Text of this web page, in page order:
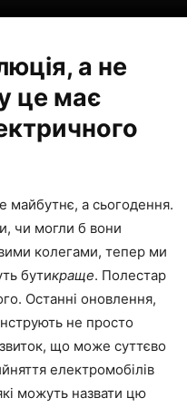
а не
це має
майбутнє, а сьогодення.
чи могли б вони
колегами, тепер ми
бутикраще. Полестар
Останні оновлення,
не просто
що може суттєво
електромобілів
можуть назвати цю